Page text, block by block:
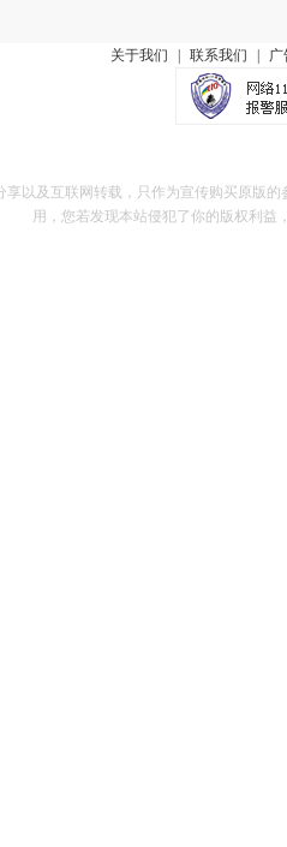
关于我们 联系我们 广
享以及互联网转载，只作为宣传购买原版
用，您若发现本站侵犯了你的版权利益